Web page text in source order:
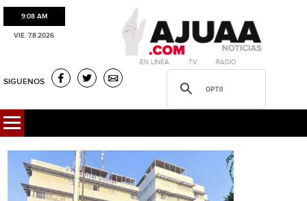
9:08 AM
VIE. 7.8.2026
·EN LÍNEA. ·T.V. ·RADIO
SIGUENOS